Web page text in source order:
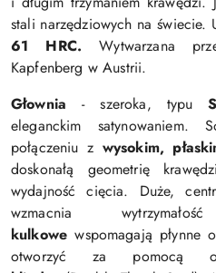
stali narzędziowych na świecie.
61 HRC.
Wytwarzana
Kapfenberg w Austrii.
Głownia - szeroka, typu
eleganckim satynowaniem.
połączeniu z wysokim,
doskonałą geometrię
wydajność cięcia. Duże,
wzmacnia
kulkowe wspomagają płynne
otworzyć za pomocą